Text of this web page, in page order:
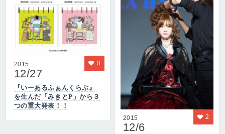
2015
12/27
『いーあるふぁんくらぶ』
を生んだ「みきとP」から３
つの重大発表！！
0
2015
12/6
2